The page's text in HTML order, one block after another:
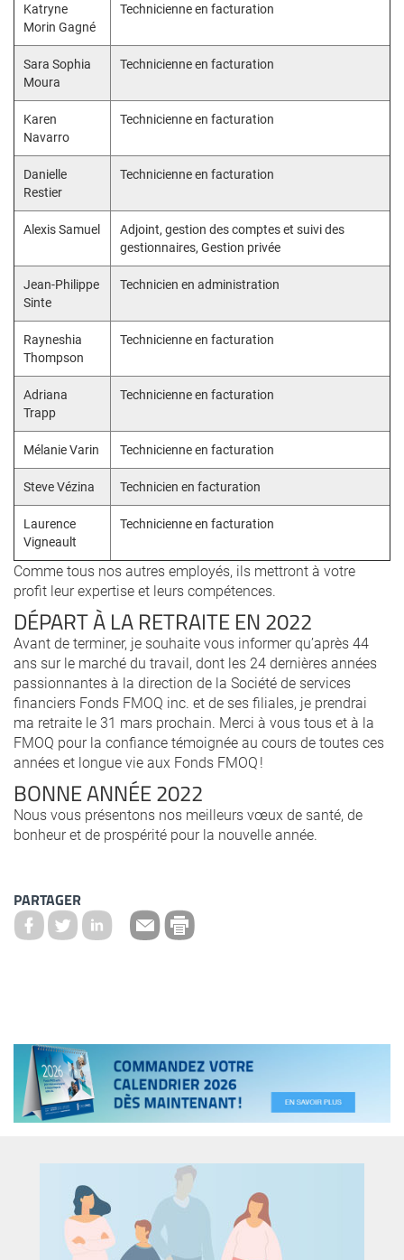
Katryne
Morin Gagné
Technicienne en facturation
Sara Sophia
Moura
Technicienne en facturation
Karen
Navarro
Technicienne en facturation
Danielle
Restier
Technicienne en facturation
Alexis Samuel
Adjoint, gestion des comptes et suivi des
gestionnaires, Gestion privée
Jean-Philippe
Sinte
Technicien en administration
Rayneshia
Thompson
Technicienne en facturation
Adriana
Trapp
Technicienne en facturation
Mélanie Varin Technicienne en facturation
Steve Vézina Technicien en facturation
Laurence
Vigneault
Technicienne en facturation
Comme tous nos autres employés, ils mettront à votre
profit leur expertise et leurs compétences.
DÉPART À LA RETRAITE EN 2022
Avant de terminer, je souhaite vous informer qu’après 44
ans sur le marché du travail, dont les 24 dernières années
passionnantes à la direction de la Société de services
financiers Fonds FMOQ inc. et de ses filiales, je prendrai
ma retraite le 31 mars prochain. Merci à vous tous et à la
FMOQ pour la confiance témoignée au cours de toutes ces
années et longue vie aux Fonds FMOQ !
BONNE ANNÉE 2022
Nous vous présentons nos meilleurs vœux de santé, de
bonheur et de prospérité pour la nouvelle année.
PARTAGER